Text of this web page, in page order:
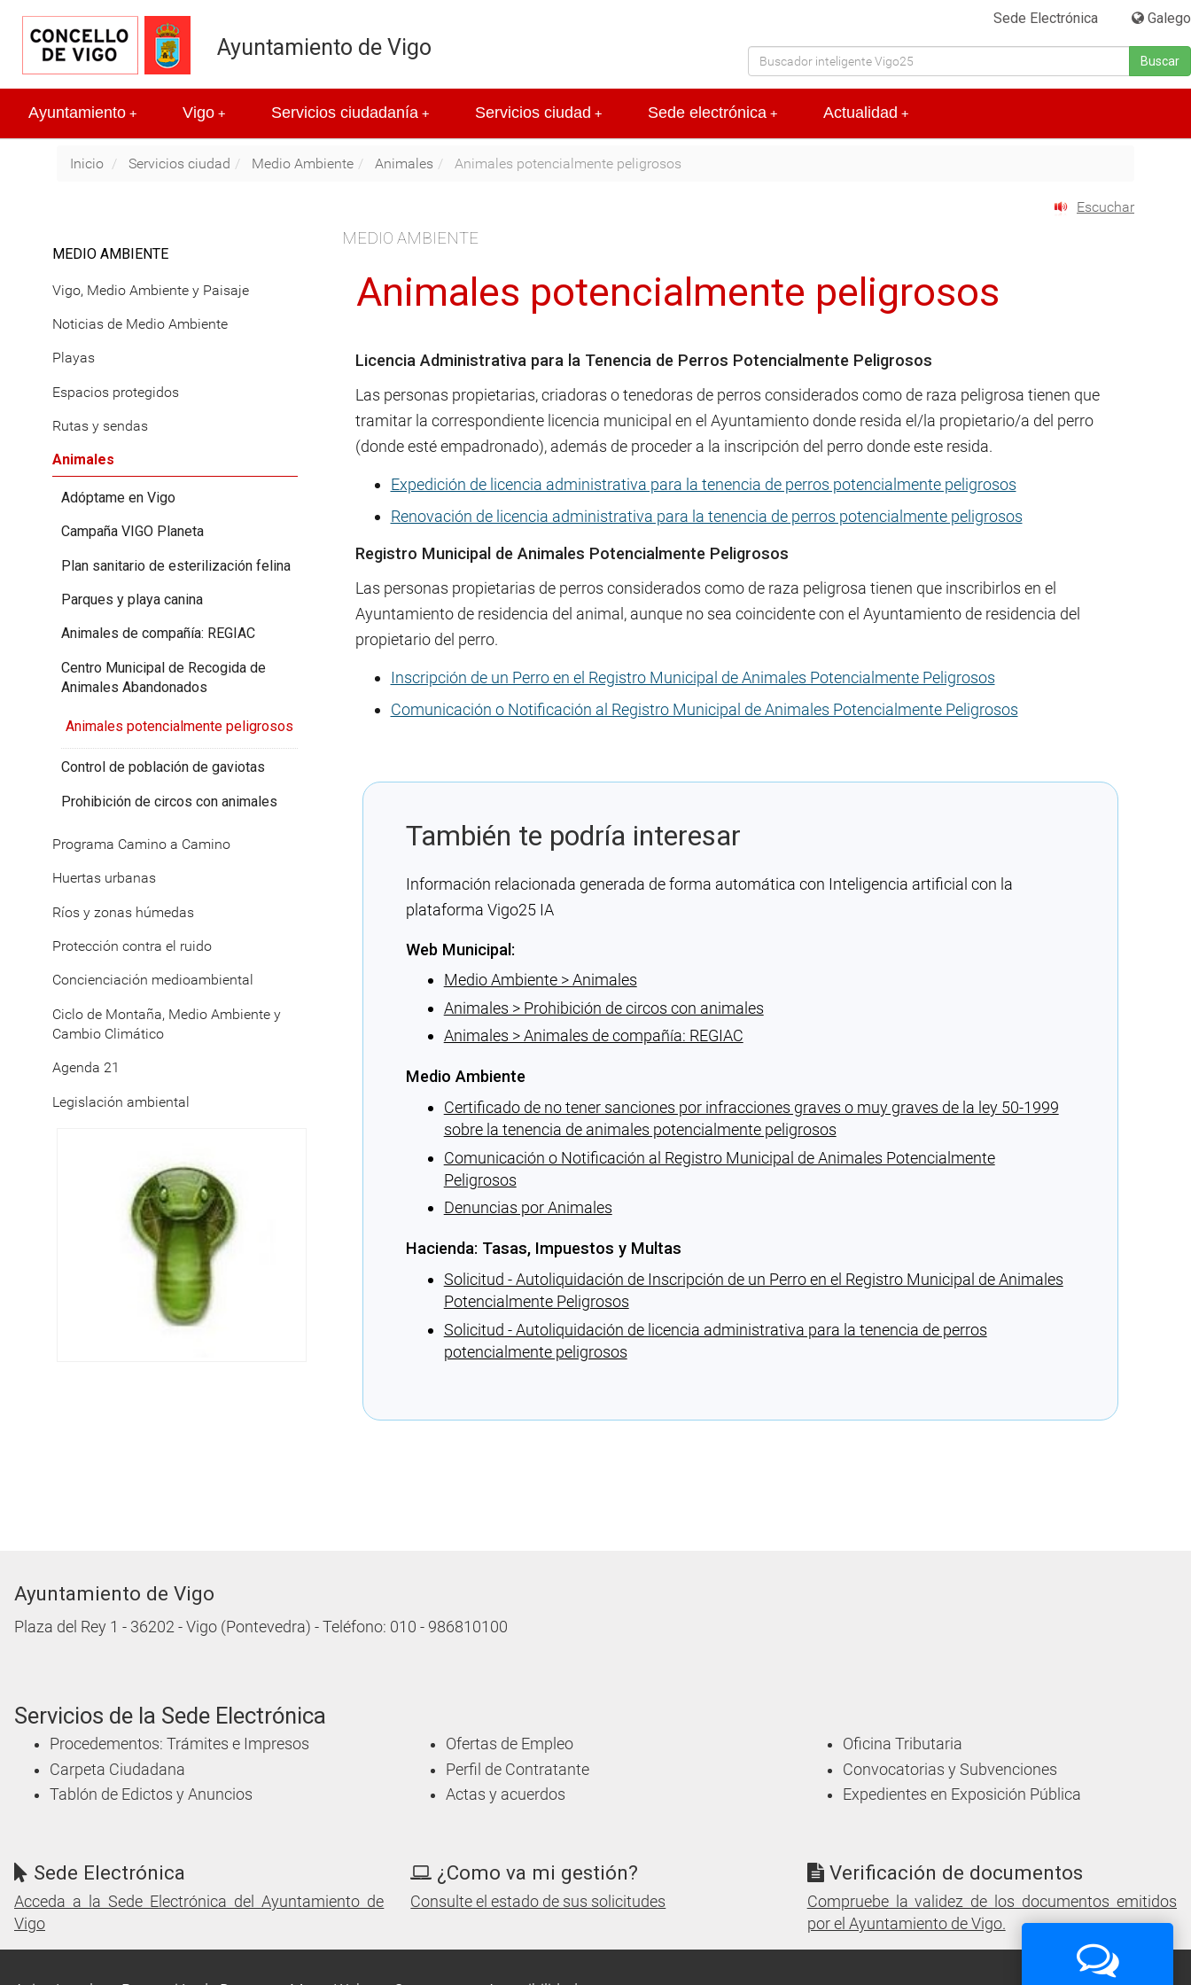
Sede Electrónica Galego
Buscar
Ayuntamiento de Vigo
+
Ayuntamiento +
Vigo +
Servicios ciudadanía +
Servicios ciudad +
Sede electrónica +
Actualidad
Inicio Servicios ciudad Medio Ambiente Animales Animales potencialmente peligrosos
Escuchar
MEDIO AMBIENTE
Animales potencialmente peligrosos
Licencia Administrativa para la Tenencia de Perros Potencialmente Peligrosos
Las personas propietarias, criadoras o tenedoras de perros considerados como de raza peligrosa tienen que
tramitar la correspondiente licencia municipal en el Ayuntamiento donde resida el/la propietario/a del perro
(donde esté empadronado), además de proceder a la inscripción del perro donde este resida.
Expedición de licencia administrativa para la tenencia de perros potencialmente peligrosos
Renovación de licencia administrativa para la tenencia de perros potencialmente peligrosos
Registro Municipal de Animales Potencialmente Peligrosos
Las personas propietarias de perros considerados como de raza peligrosa tienen que inscribirlos en el
Ayuntamiento de residencia del animal, aunque no sea coincidente con el Ayuntamiento de residencia del
propietario del perro.
Inscripción de un Perro en el Registro Municipal de Animales Potencialmente Peligrosos
Comunicación o Notificación al Registro Municipal de Animales Potencialmente Peligrosos
También te podría interesar
Información relacionada generada de forma automática con Inteligencia artificial con la
plataforma Vigo25 IA
Web Municipal:
Medio Ambiente > Animales
Animales > Prohibición de circos con animales
Animales > Animales de compañía: REGIAC
Medio Ambiente
Certificado de no tener sanciones por infracciones graves o muy graves de la ley 50-1999
sobre la tenencia de animales potencialmente peligrosos
Comunicación o Notificación al Registro Municipal de Animales Potencialmente
Peligrosos
Denuncias por Animales
Hacienda: Tasas, Impuestos y Multas
Solicitud - Autoliquidación de Inscripción de un Perro en el Registro Municipal de Animales
Potencialmente Peligrosos
Solicitud - Autoliquidación de licencia administrativa para la tenencia de perros
potencialmente peligrosos
MEDIO AMBIENTE
Vigo, Medio Ambiente y Paisaje
Noticias de Medio Ambiente
Playas
Espacios protegidos
Rutas y sendas
Animales
Adóptame en Vigo
Campaña VIGO Planeta
Plan sanitario de esterilización felina
Parques y playa canina
Animales de compañía: REGIAC
Centro Municipal de Recogida de
Animales Abandonados
Animales potencialmente peligrosos
Control de población de gaviotas
Prohibición de circos con animales
Programa Camino a Camino
Huertas urbanas
Ríos y zonas húmedas
Protección contra el ruido
Concienciación medioambiental
Ciclo de Montaña, Medio Ambiente y
Cambio Climático
Agenda 21
Legislación ambiental
Ayuntamiento de Vigo
Plaza del Rey 1 - 36202 - Vigo (Pontevedra) - Teléfono: 010 - 986810100
Servicios de la Sede Electrónica
Procedementos: Trámites e Impresos
Carpeta Ciudadana
Tablón de Edictos y Anuncios
Ofertas de Empleo
Perfil de Contratante
Actas y acuerdos
Oficina Tributaria
Convocatorias y Subvenciones
Expedientes en Exposición Pública
Sede Electrónica
Acceda a la Sede Electrónica del Ayuntamiento de
Vigo
¿Como va mi gestión?
Consulte el estado de sus solicitudes
Verificación de documentos
Compruebe la validez de los documentos emitidos
por el Ayuntamiento de Vigo.